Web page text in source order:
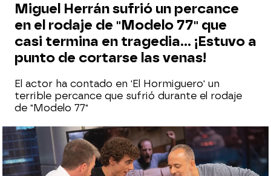
Miguel Herrán sufrió un percance
en el rodaje de "Modelo 77" que
casi termina en tragedia... ¡Estuvo a
punto de cortarse las venas!
El actor ha contado en 'El Hormiguero' un
terrible percance que sufrió durante el rodaje
de "Modelo 77"